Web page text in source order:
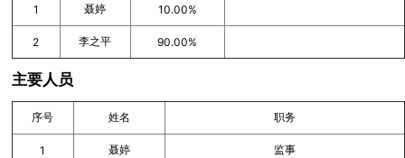
1 聂婷 10.00%
2 李之平 90.00%
主要人员
序号 姓名 职务
1 聂婷 监事